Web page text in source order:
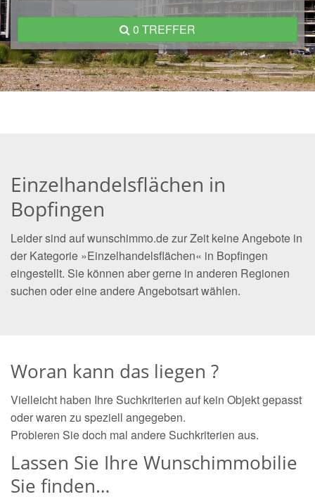
0 TREFFER
Einzelhandelsflächen in
Bopfingen
Leider sind auf wunschimmo.de zur Zeit keine Angebote in
der Kategorie »Einzelhandelsflächen« in Bopfingen
eingestellt. Sie können aber gerne in anderen Regionen
suchen oder eine andere Angebotsart wählen.
Woran kann das liegen ?
Vielleicht haben Ihre Suchkriterien auf kein Objekt gepasst
oder waren zu speziell angegeben.
Probieren Sie doch mal andere Suchkriterien aus.
Lassen Sie Ihre Wunschimmobilie
Sie finden…